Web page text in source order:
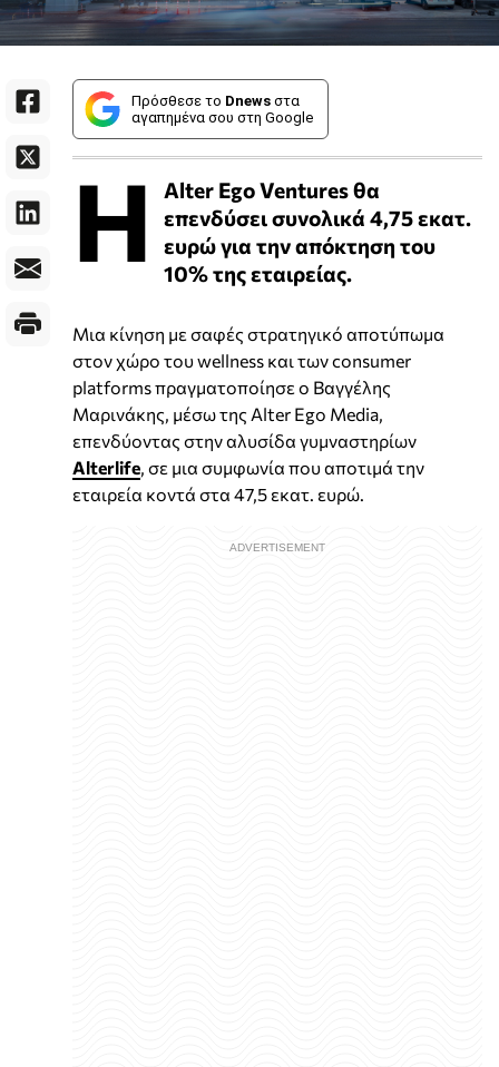
Πρόσθεσε το Dnews στα
αγαπημένα σου στη Google
Η
Alter Ego Ventures θα
επενδύσει συνολικά 4,75 εκατ.
ευρώ για την απόκτηση του
10% της εταιρείας.
Μια κίνηση με σαφές στρατηγικό αποτύπωμα
στον χώρο του wellness και των consumer
platforms πραγματοποίησε ο Βαγγέλης
Μαρινάκης, μέσω της Alter Ego Media,
επενδύοντας στην αλυσίδα γυμναστηρίων
Alterlife , σε μια συμφωνία που αποτιμά την
εταιρεία κοντά στα 47,5 εκατ. ευρώ.